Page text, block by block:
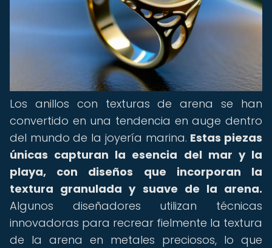
Los anillos con texturas de arena se han
convertido en una tendencia en auge dentro
del mundo de la joyería marina. Estas piezas
únicas capturan la esencia del mar y la
playa, con diseños que incorporan la
textura granulada y suave de la arena.
Algunos diseñadores utilizan técnicas
innovadoras para recrear fielmente la textura
de la arena en metales preciosos, lo que